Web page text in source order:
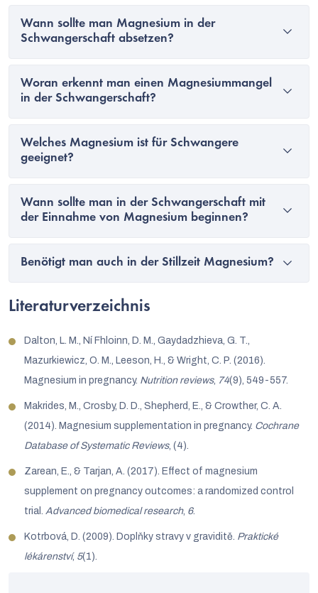
Wann sollte man Magnesium in der
Schwangerschaft absetzen?
Woran erkennt man einen Magnesiummangel
in der Schwangerschaft?
Welches Magnesium ist für Schwangere
geeignet?
Wann sollte man in der Schwangerschaft mit
der Einnahme von Magnesium beginnen?
Benötigt man auch in der Stillzeit Magnesium?
Literaturverzeichnis
Dalton, L. M., Ní Fhloinn, D. M., Gaydadzhieva, G. T.,
Mazurkiewicz, O. M., Leeson, H., & Wright, C. P. (2016).
Magnesium in pregnancy. Nutrition reviews, 74(9), 549-557.
Makrides, M., Crosby, D. D., Shepherd, E., & Crowther, C. A.
(2014). Magnesium supplementation in pregnancy. Cochrane
Database of Systematic Reviews, (4).
Zarean, E., & Tarjan, A. (2017). Effect of magnesium
supplement on pregnancy outcomes: a randomized control
trial. Advanced biomedical research, 6.
Kotrbová, D. (2009). Doplňky stravy v graviditě. Praktické
lékárenství, 5(1).